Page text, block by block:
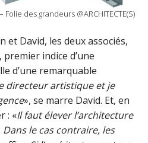
Folie des grandeurs @ARCHITECTE(S)
et David, les deux associés,
indice d’une
d’une remarquable
directeur artistique et je
», se marre David. Et, en
: «Il faut élever l’architecture
le cas contraire, les